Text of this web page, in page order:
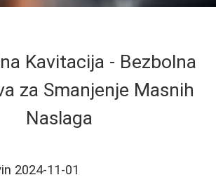
Kavitacija - Bezbolna
za Smanjenje Masnih
Naslaga
2024-11-01